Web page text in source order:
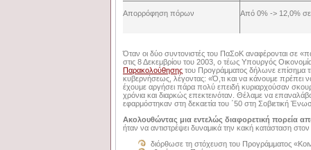
Απορρόφηση πόρων Από 0% -> 12,0% σε
Όταν οι δύο συντονιστές του ΠαΣοΚ αναφέρονται σε
στις 8 Δεκεμβρίου του 2003, ο τέως Υπουργός
Παρακολούθησης του Προγράμματος δήλωνε επίσημα
κυβερνήσεως, λέγοντας: «Ό,τι και να κάνουμε πρέπει
έχουμε αργήσει πάρα πολύ επειδή κυριαρχούσαν
χρόνια και διαρκώς επεκτεινόταν. Θέλαμε να
εφαρμόστηκαν στη δεκαετία του ΄50 στη Σοβιετική
Ακολουθώντας μια εντελώς διαφορετική πορεία
ήταν να αντιστρέψει δυναμικά την κακή κατάσταση
διόρθωσε τη στόχευση του Προγράμματος